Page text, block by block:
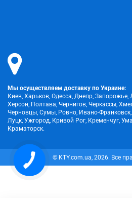
Мы осуществляем доставку по Украине:
Киев, Харьков, Одесса, Днепр,
Херсон, Полтава, Чернигов, Черкассы,
Черновцы, Сумы, Ровно, Ивано-
Луцк, Ужгород, Кривой Рог, Кременчуг,
Краматорск.
© KTY.com.ua, 2026. Все